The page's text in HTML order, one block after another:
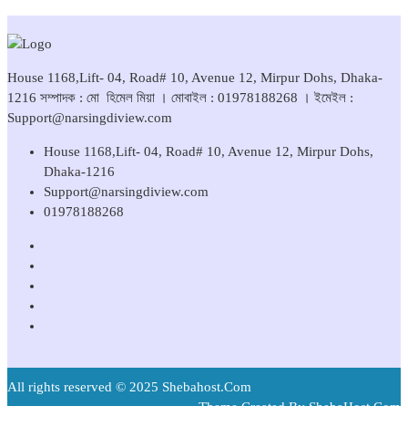
House 1168,Lift- 04, Road# 10, Avenue 12, Mirpur Dohs, Dhaka-
1216 সম্পাদক : মো হিমেল মিয়া । মোবাইল : 01978188268 । ইমেইল :
Support@narsingdiview.com
House 1168,Lift- 04, Road# 10, Avenue 12, Mirpur Dohs,
Dhaka-1216
Support@narsingdiview.com
01978188268
All rights reserved © 2025 Shebahost.Com
Theme Created By ShebaHost.Com